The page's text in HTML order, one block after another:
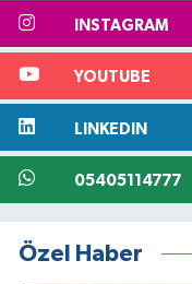
INSTAGRAM
YOUTUBE
LINKEDIN
05405114777
Özel Haber